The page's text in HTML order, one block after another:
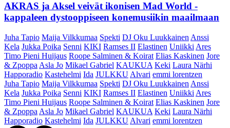
AKRAS ja Aksel veivät ikonisen Mad World -
kappaleen dystooppiseen konemusiikin maailmaan
Juha Tapio Maija Vilkkumaa Spekti DJ Oku Luukkainen Anssi
Kela Jukka Poika Senni KIKI Ramses II Elastinen Uniikki Ares
Timo Pieni Huijaus Roope Salminen & Koirat Elias Kaskinen Jore
& Zpoppa Asla Jo Mikael Gabriel KAUKUA Keki Laura Närhi
Happoradio Kastehelmi Ida JULKKU Alvari emmi lorentzen
Juha Tapio Maija Vilkkumaa Spekti DJ Oku Luukkainen Anssi
Kela Jukka Poika Senni KIKI Ramses II Elastinen Uniikki Ares
Timo Pieni Huijaus Roope Salminen & Koirat Elias Kaskinen Jore
& Zpoppa Asla Jo Mikael Gabriel KAUKUA Keki Laura Närhi
Happoradio Kastehelmi Ida JULKKU Alvari emmi lorentzen